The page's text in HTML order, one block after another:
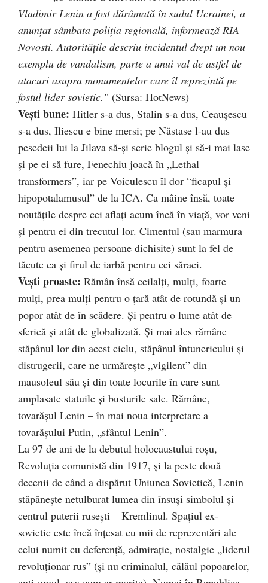
Vladimir Lenin a fost dărâmată în sudul Ucrainei, a
anunţat sâmbata poliţia regională, informează RIA
Novosti. Autorităţile descriu incidentul drept un nou
exemplu de vandalism, parte a unui val de astfel de
atacuri asupra monumentelor care îl reprezintă pe
fostul lider sovietic.” (Sursa: HotNews)
Veşti bune: Hitler s-a dus, Stalin s-a dus, Ceauşescu
s-a dus, Iliescu e bine mersi; pe Năstase l-au dus
pesedeii lui la Jilava să-şi scrie blogul şi să-i mai lase
şi pe ei să fure, Fenechiu joacă în „Lethal
transformers”, iar pe Voiculescu îl dor “ficapul şi
hipopotalamusul” de la ICA. Ca mâine însă, toate
noutăţile despre cei aflaţi acum încă în viaţă, vor veni
şi pentru ei din trecutul lor. Cimentul (sau marmura
pentru asemenea persoane dichisite) sunt la fel de
tăcute ca şi firul de iarbă pentru cei săraci.
Veşti proaste: Rămân însă ceilalţi, mulţi, foarte
mulţi, prea mulţi pentru o ţară atât de rotundă şi un
popor atât de în scădere. Şi pentru o lume atât de
sferică şi atât de globalizată. Şi mai ales rămâne
stăpânul lor din acest ciclu, stăpânul întunericului şi
distrugerii, care ne urmăreşte „vigilent” din
mausoleul său şi din toate locurile în care sunt
amplasate statuile şi busturile sale. Rămâne,
tovarăşul Lenin – în mai noua interpretare a
tovarăşului Putin, „sfântul Lenin”.
La 97 de ani de la debutul holocaustului roşu,
Revoluţia comunistă din 1917, şi la peste două
decenii de când a dispărut Uniunea Sovietică, Lenin
stăpâneşte netulburat lumea din însuşi simbolul şi
centrul puterii ruseşti – Kremlinul. Spaţiul ex-
sovietic este încă înţesat cu mii de reprezentări ale
celui numit cu deferenţă, admiraţie, nostalgie „liderul
revoluţionar rus” (şi nu criminalul, călăul popoarelor,